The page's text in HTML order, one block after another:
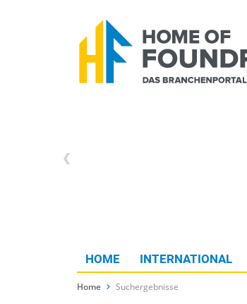
HOME INTERNATIONAL
Home Suchergebnisse